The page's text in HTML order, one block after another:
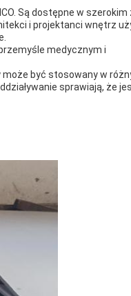
Są dostępne w szerokim
i projektanci wnętrz
medycznym i
być stosowany w
sprawiają, że